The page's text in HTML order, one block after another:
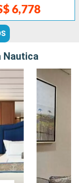
6,778
Nautica